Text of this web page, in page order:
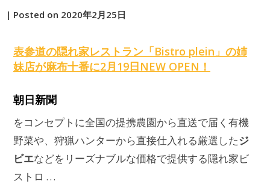
by
| Posted on 2020年2月25日
表参道の隠れ家レストラン「Bistro plein」の姉
妹店が麻布十番に2月19日NEW OPEN！
朝日新聞
をコンセプトに全国の提携農園から直送で届く有機
野菜や、狩猟ハンターから直接仕入れる厳選したジ
ビエなどをリーズナブルな価格で提供する隠れ家ビ
ストロ …